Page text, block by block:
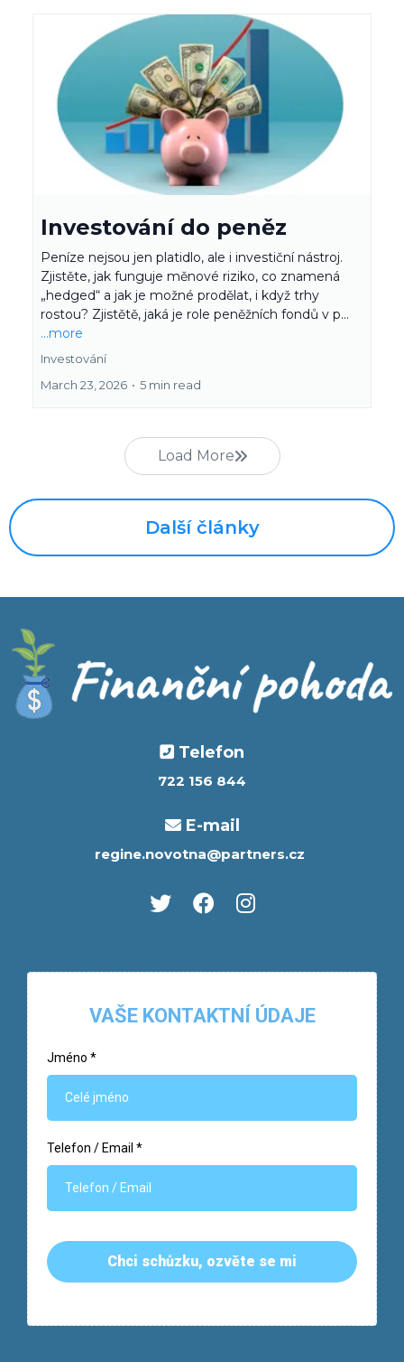
Investování do peněz
Peníze nejsou jen platidlo, ale i investiční nástroj.
Zjistěte, jak funguje měnové riziko, co znamená
„hedged“ a jak je možné prodělat, i když trhy
rostou? Zjistětě, jaká je role peněžních fondů v p...
...more
Investování
March 23, 2026 • 5 min read
Load More
Další články
Telefon
722 156 844
E-mail
regine.novotna@partners.cz
VAŠE KONTAKTNÍ ÚDAJE
Jméno *
Telefon / Email *
Chci schůzku, ozvěte se mi